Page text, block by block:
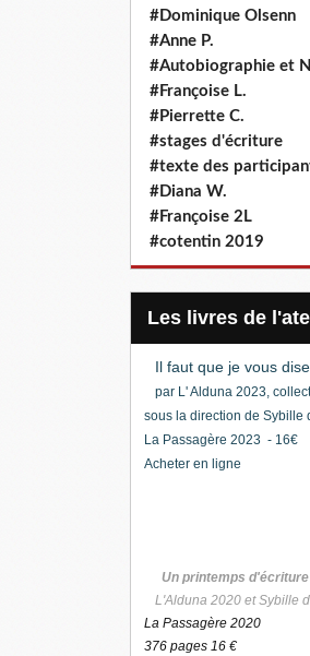
#Dominique Olsenn
#Anne P.
#Autobiographie et
#Françoise L.
#Pierrette C.
#stages d'écriture
#texte des
#Diana W.
#Françoise 2L
#cotentin 2019
Les livres de
Il faut que je vous dise
par L' Alduna 2023,
sous la direction de Sybille
La Passagère 2023 - 16€
Acheter en ligne
Un printemps d'écriture
L'Alduna 2020 et Sybille
La Passagère 2020
376 pages 16 €